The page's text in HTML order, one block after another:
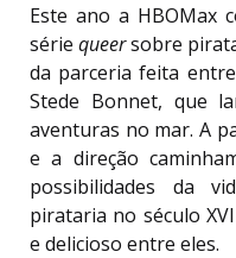
Este ano a HBOMax
série queersobre
da parceria feita
Stede Bonnet, que
aventuras no mar. A
e a direção
possibilidades da
pirataria no século
e delicioso entre eles.